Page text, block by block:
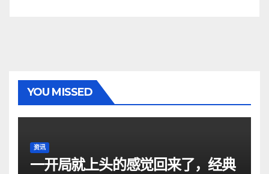
YOU MISSED
资讯
一开局就上头的感觉回来了，经典